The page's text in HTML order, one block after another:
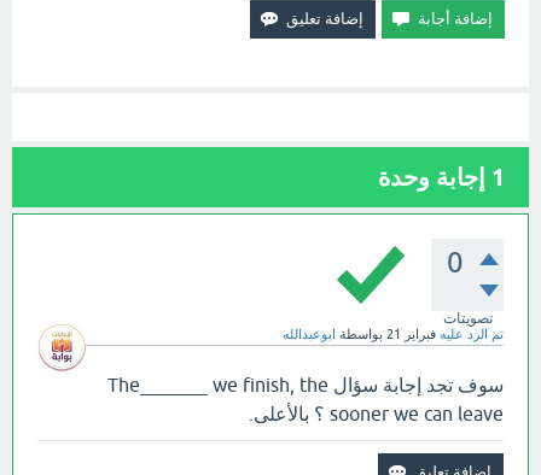
1 إجابة وحدة
0
تصويتات
تم الرد عليه فبراير 21 بواسطة ابوعبدالله
سوف تجد إجابة سؤال The_______ we finish, the
sooner we can leave ؟ بالأعلى.